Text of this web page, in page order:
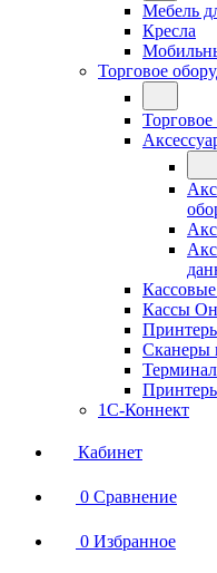
Мебель
Кресла
Торговое
Кассы
Сканеры
1С-Коннект
Кабинет
0 Сравнение
0 Избранное